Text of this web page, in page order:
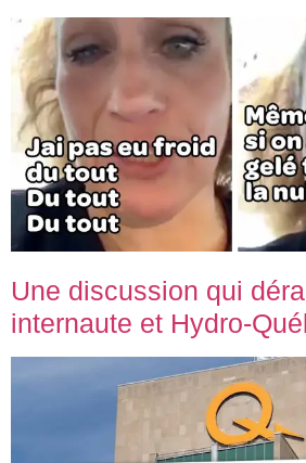
Une discussion qui
internaute et Hydro-